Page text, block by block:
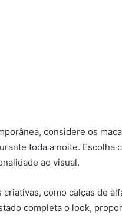
considere os
toda a noite. Escolha
ao visual.
como calças de
completa o look,